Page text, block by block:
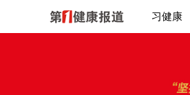
习健康